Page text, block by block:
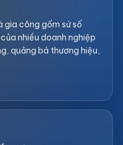
gia công gốm sứ số
nhiều doanh nghiệp
quảng bá thương hiệu,